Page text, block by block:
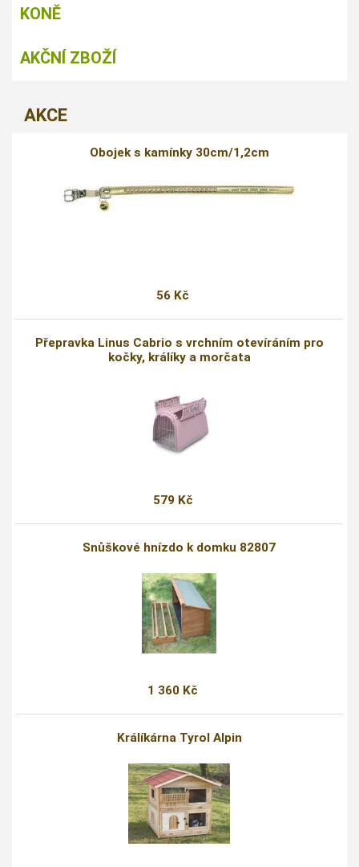
KONĚ
AKČNÍ ZBOŽÍ
AKCE
Obojek s kamínky 30cm/1,2cm
56 Kč
Přepravka Linus Cabrio s vrchním otevíráním pro
kočky, králíky a morčata
579 Kč
Snůškové hnízdo k domku 82807
1 360 Kč
Králíkárna Tyrol Alpin